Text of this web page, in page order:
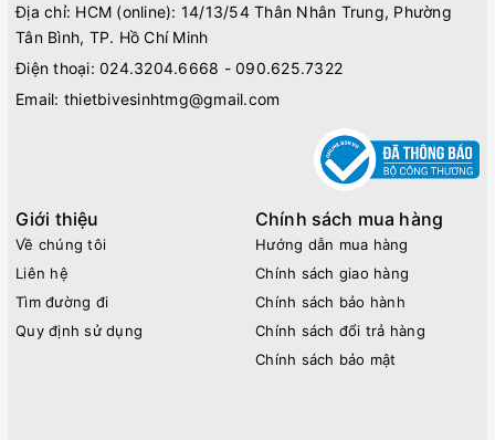
Địa chỉ: HCM (online): 14/13/54 Thân Nhân Trung, Phường
Tân Bình, TP. Hồ Chí Minh
Điện thoại: 024.3204.6668 - 090.625.7322
Email: thietbivesinhtmg@gmail.com
Giới thiệu
Về chúng tôi
Liên hệ
Tìm đường đi
Quy định sử dụng
Chính sách mua hàng
Hướng dẫn mua hàng
Chính sách giao hàng
Chính sách bảo hành
Chính sách đổi trả hàng
Chính sách bảo mật